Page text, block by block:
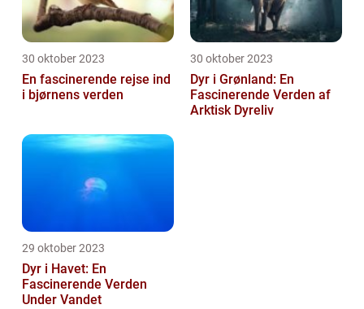
30 oktober 2023
En fascinerende rejse ind
i bjørnens verden
30 oktober 2023
Dyr i Grønland: En
Fascinerende Verden af
Arktisk Dyreliv
29 oktober 2023
Dyr i Havet: En
Fascinerende Verden
Under Vandet